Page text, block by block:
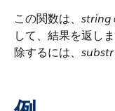
この関数は、 string
して、結果を返し
除するには、 substr